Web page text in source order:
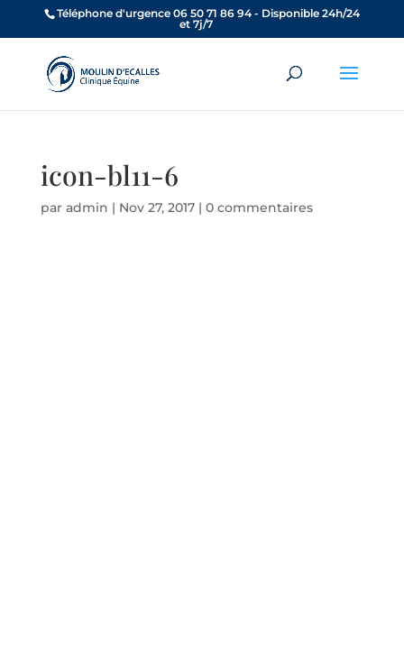
Téléphone d'urgence 06 50 71 86 94 - Disponible 24h/24
et 7j/7
icon-bl11-6
par admin | Nov 27, 2017| 0 commentaires